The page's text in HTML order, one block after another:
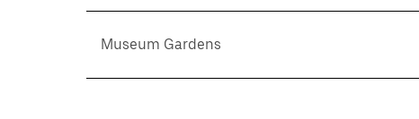
Museum Gardens